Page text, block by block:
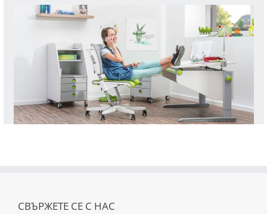
СВЪРЖЕТЕ СЕ С НАС